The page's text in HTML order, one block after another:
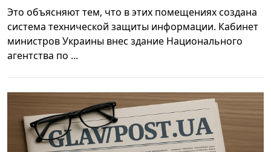
Это объясняют тем, что в этих помещениях создана
система технической защиты информации. Кабинет
министров Украины внес здание Национального
агентства по ...